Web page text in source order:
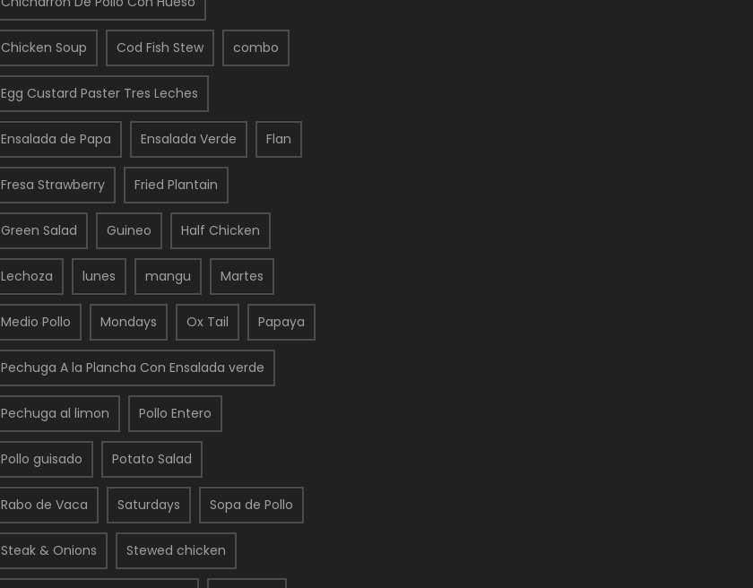
Chicken Soup Cod Fish Stew combo
Egg Custard Paster Tres Leches
Ensalada de Papa Ensalada Verde Flan
Fresa Strawberry Fried Plantain
Green Salad Guineo Half Chicken
Lechoza lunes mangu Martes
Medio Pollo Mondays Ox Tail Papaya
Pechuga A la Plancha Con Ensalada verde
Pechuga al limon Pollo Entero
Pollo guisado Potato Salad
Rabo de Vaca Saturdays Sopa de Pollo
Steak & Onions Stewed chicken